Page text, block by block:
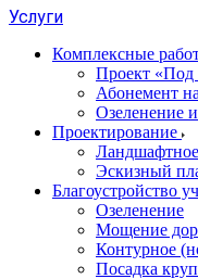
Услуги
Комплексные
Проект «Под
Абонемент
Озеленение
Проектирование
Эскизный
Благоустройство
Озеленение
Мощение
Контурное
Посадка